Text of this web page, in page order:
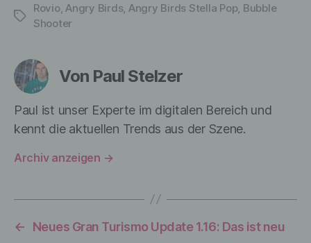
Schlagwörter
Rovio,Angry Birds, Angry Birds Stella Pop, Bubble
Shooter
Von Paul Stelzer
Paul ist unser Experte im digitalen Bereich und
kennt die aktuellen Trends aus der Szene.
Archiv anzeigen →
←
Neues Gran Turismo Update 1.16: Das ist neu
Bereitstellung, den Abgleich oder die
Verknüpfung, die Einschränkung, das
Einschränkung der Verarbeitung ist die
personenbezogener Daten mit dem Ziel,
e) Profiling